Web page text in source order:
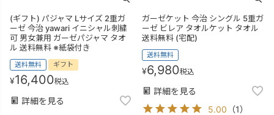
(ギフト) パジャマ Lサイズ 2重ガ
ーゼ 今治 yawari イニシャル刺繍
可 男女兼用 ガーゼパジャマ タオ
ル 送料無料 ※紙袋付き
送料無料 ギフト
¥16,400税込
詳細を見る
ガーゼケット 今治 シングル 5重ガ
ーゼ ビレア タオルケット タオル
送料無料 (宅配)
送料無料
¥6,980税込
詳細を見る
5.00 （1）